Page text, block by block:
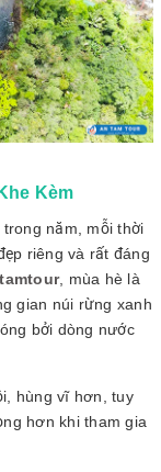
Kèm
năm, mỗi thời
riêng và rất đáng
, mùa hè là
gian núi rừng xanh
bởi dòng nước
hùng vĩ hơn, tuy
hơn khi tham gia